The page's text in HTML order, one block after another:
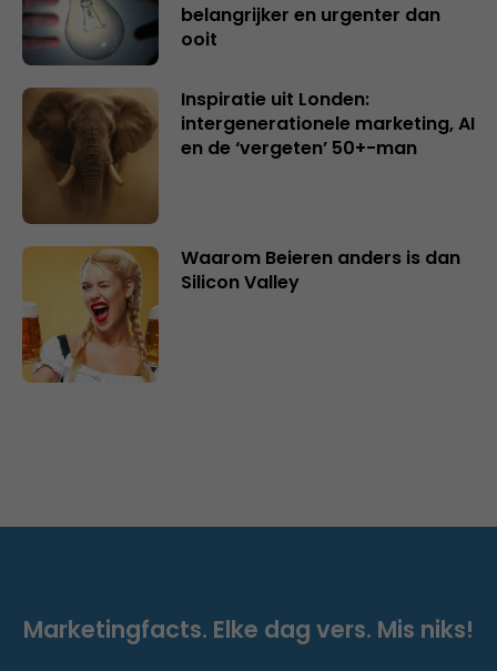
belangrijker en urgenter dan
ooit
Inspiratie uit Londen:
intergenerationele marketing, AI
en de ‘vergeten’ 50+-man
Waarom Beieren anders is dan
Silicon Valley
Marketingfacts. Elke dag vers. Mis niks!